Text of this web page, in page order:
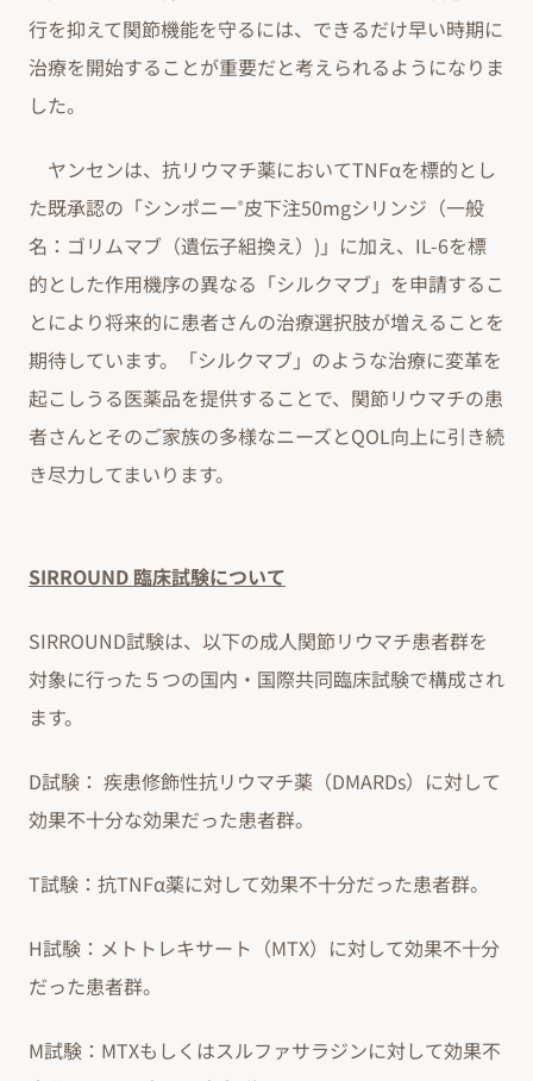
行を抑えて関節機能を守るには、できるだけ早い時期に
治療を開始することが重要だと考えられるようになりま
した。
ヤンセンは、抗リウマチ薬においてTNFαを標的とし
た既承認の「シンポニー®皮下注50mgシリンジ（一般
名：ゴリムマブ（遺伝子組換え）)」に加え、IL-6を標
的とした作用機序の異なる「シルクマブ」を申請するこ
とにより将来的に患者さんの治療選択肢が増えることを
期待しています。「シルクマブ」のような治療に変革を
起こしうる医薬品を提供することで、関節リウマチの患
者さんとそのご家族の多様なニーズとQOL向上に引き続
き尽力してまいります。
SIRROUND 臨床試験について
SIRROUND試験は、以下の成人関節リウマチ患者群を
対象に行った５つの国内・国際共同臨床試験で構成され
ます。
D試験： 疾患修飾性抗リウマチ薬（DMARDs）に対して
効果不十分な効果だった患者群。
T試験：抗TNFα薬に対して効果不十分だった患者群。
H試験：メトトレキサート（MTX）に対して効果不十分
だった患者群。
M試験：MTXもしくはスルファサラジンに対して効果不